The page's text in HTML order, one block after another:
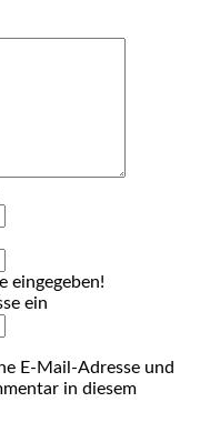
eingegeben!
ein
E-Mail-Adresse und
in diesem